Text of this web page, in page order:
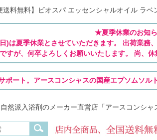
料無料】ビオスパ エッセンシャルオイル ラベ
★夏季休業のお知
)は夏季休業とさせていただきます。 出荷業務
すが、何卒よろしくお願いいたします。 尚、
ポート。アースコンシャスの国産エプソムソル
然派入浴剤のメーカー直営店「アースコンシャ